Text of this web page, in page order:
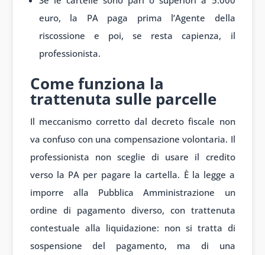
euro, la PA paga prima l’Agente della
riscossione e poi, se resta capienza, il
professionista.
Come funziona la
trattenuta sulle parcelle
Il meccanismo corretto dal decreto fiscale non
va confuso con una compensazione volontaria. Il
professionista non sceglie di usare il credito
verso la PA per pagare la cartella. È la legge a
imporre alla Pubblica Amministrazione un
ordine di pagamento diverso, con trattenuta
contestuale alla liquidazione: non si tratta di
sospensione del pagamento, ma di una